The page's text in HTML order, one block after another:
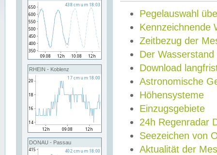
RHEIN - Koblenz
DONAU - Passau
Pegelauswahl
Kennzeichnende
Zeitbezug der
Der Wasserstand
Download
Astronomische
Höhensysteme
Einzugsgebiete
24h Regenradar
Seezeichen von
Aktualität der